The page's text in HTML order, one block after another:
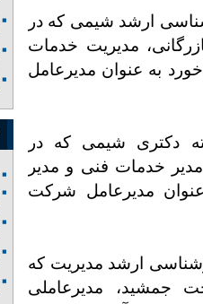
ارشد شیمی که در
مدیریت خدمات
به عنوان مدیرعامل
دکتری شیمی که در
خدمات فنی و مدیر
مدیرعامل شرکت
ارشد مدیریت که
جمشید، مدیرعاملی